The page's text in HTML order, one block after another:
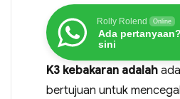
Rolly Rolend Online
Ada
sini
K3 kebakaran adalah
bertujuan untuk